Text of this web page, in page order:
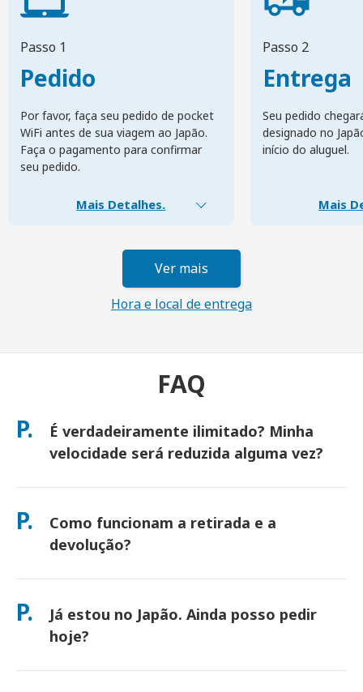
Passo 1
Pedido
Por favor, faça seu pedido de pocket
WiFi antes de sua viagem ao Japão.
Faça o pagamento para confirmar
seu pedido.
Mais Detalhes.
Passo 2
Entrega
Seu pedido
designado no
início do aluguel.
Mais
Ver mais
Hora e local de entrega
FAQ
P.
É verdadeiramente ilimitado? Minha
velocidade será reduzida alguma vez?
Sim. É verdadeiramente ilimitado e não aplicamos limites de
Você pode usar quantos dados quiser, o dia todo. (Como
qualquer rede móvel, o congestionamento temporário da
operadora pode afetar as velocidades). Se alguma vez ocorrer
P.
Como funcionam a retirada e a
devolução?
Retire nos principais aeroportos ou escolha entrega em
devolução pré-pago está incluído — basta depositá-lo em
qualquer caixa de correio no Japão. Sem papelada, sem filas
no balcão.
P.
Já estou no Japão. Ainda posso pedir
hoje?
Sim. A retirada no mesmo dia no aeroporto está disponível.